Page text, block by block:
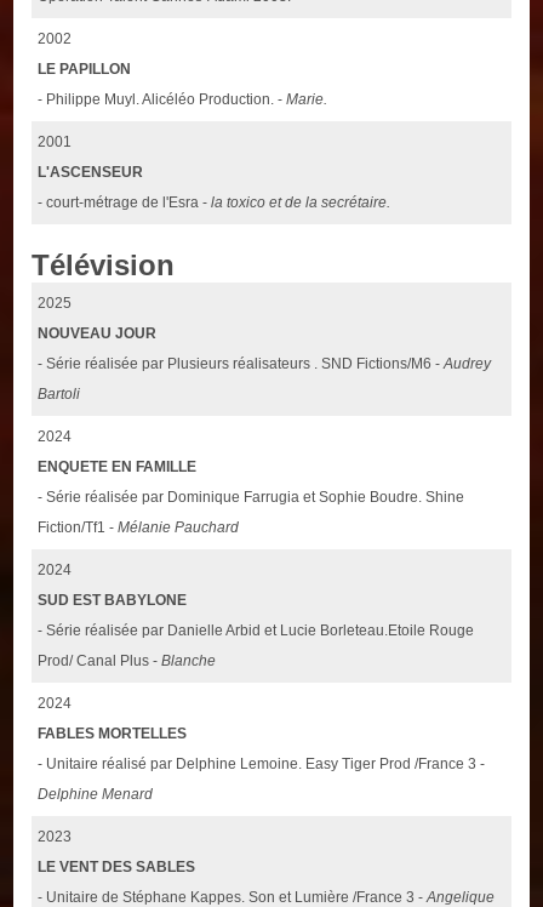
2002
LE PAPILLON
- Philippe Muyl. Alicéléo Production. -Marie.
2001
L'ASCENSEUR
- court-métrage de l'Esra -la toxico et de la secrétaire.
Télévision
2025
NOUVEAU JOUR
- Série réalisée par Plusieurs réalisateurs . SND Fictions/M6 -Audrey
Bartoli
2024
ENQUETE EN FAMILLE
- Série réalisée par Dominique Farrugia et Sophie Boudre. Shine
Fiction/Tf1 -Mélanie Pauchard
2024
SUD EST BABYLONE
- Série réalisée par Danielle Arbid et Lucie Borleteau.Etoile Rouge
Prod/ Canal Plus -Blanche
2024
FABLES MORTELLES
- Unitaire réalisé par Delphine Lemoine. Easy Tiger Prod /France 3 -
Delphine Menard
2023
LE VENT DES SABLES
- Unitaire de Stéphane Kappes. Son et Lumière /France 3 -Angelique